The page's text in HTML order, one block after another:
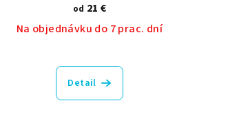
od 21 €
Na objednávku do 7 prac. dní
Detail